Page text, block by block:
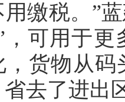
缴税。”
，可用于
，货物从
去了进出